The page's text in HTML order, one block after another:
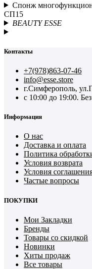
Спонж
СП15
BEAUTY ESSE
Контакты
+7(978)863-07-46
info@esse.store
г.Симферополь,
с 10:00 до 19:00.
Информация
О нас
Доставка и оплата
Политика
Условия возврата
Условия
Частые вопросы
ПОКУПКИ
Мои Закладки
Бренды
Товары со скидкой
Новинки
Хиты продаж
Все товары